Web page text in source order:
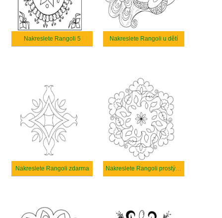
Nakreslete Rangoli 5 Nakreslete Rangoli u dětí
Nakreslete Rangoli zdarma Nakreslete Rangoli prostý u dětí